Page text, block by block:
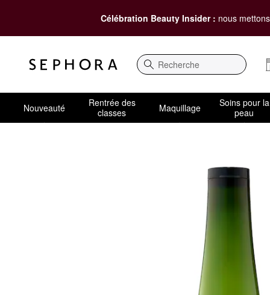
Célébration Beauty Insider : nous
Recherche
Nouveauté
Rentrée des
classes
Maquillage
Soins pour la
peau